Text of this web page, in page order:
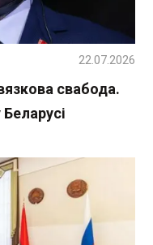
свабода.
22.07.2026